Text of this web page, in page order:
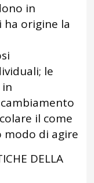
in
ha origine la
le
il come
modo di agire
DELLA